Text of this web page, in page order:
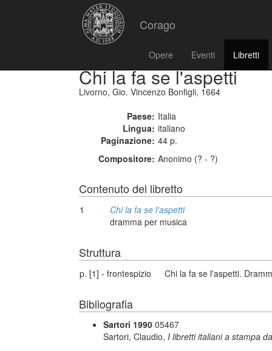
Corago
Opere Eventi Libretti
Chi la fa se l'aspetti
Livorno, Gio. Vincenzo Bonfigli, 1664
Paese: Italia
Lingua: italiano
Paginazione: 44 p.
Compositore: Anonimo (? - ?)
Contenuto del libretto
1
Chi la fa se l'aspetti
dramma per musica
Struttura
p. [1] - frontespizio Chi la fa se l'aspetti.
Bibliografia
Sartori 1990 05467
Sartori, Claudio, I libretti italiani a stampa